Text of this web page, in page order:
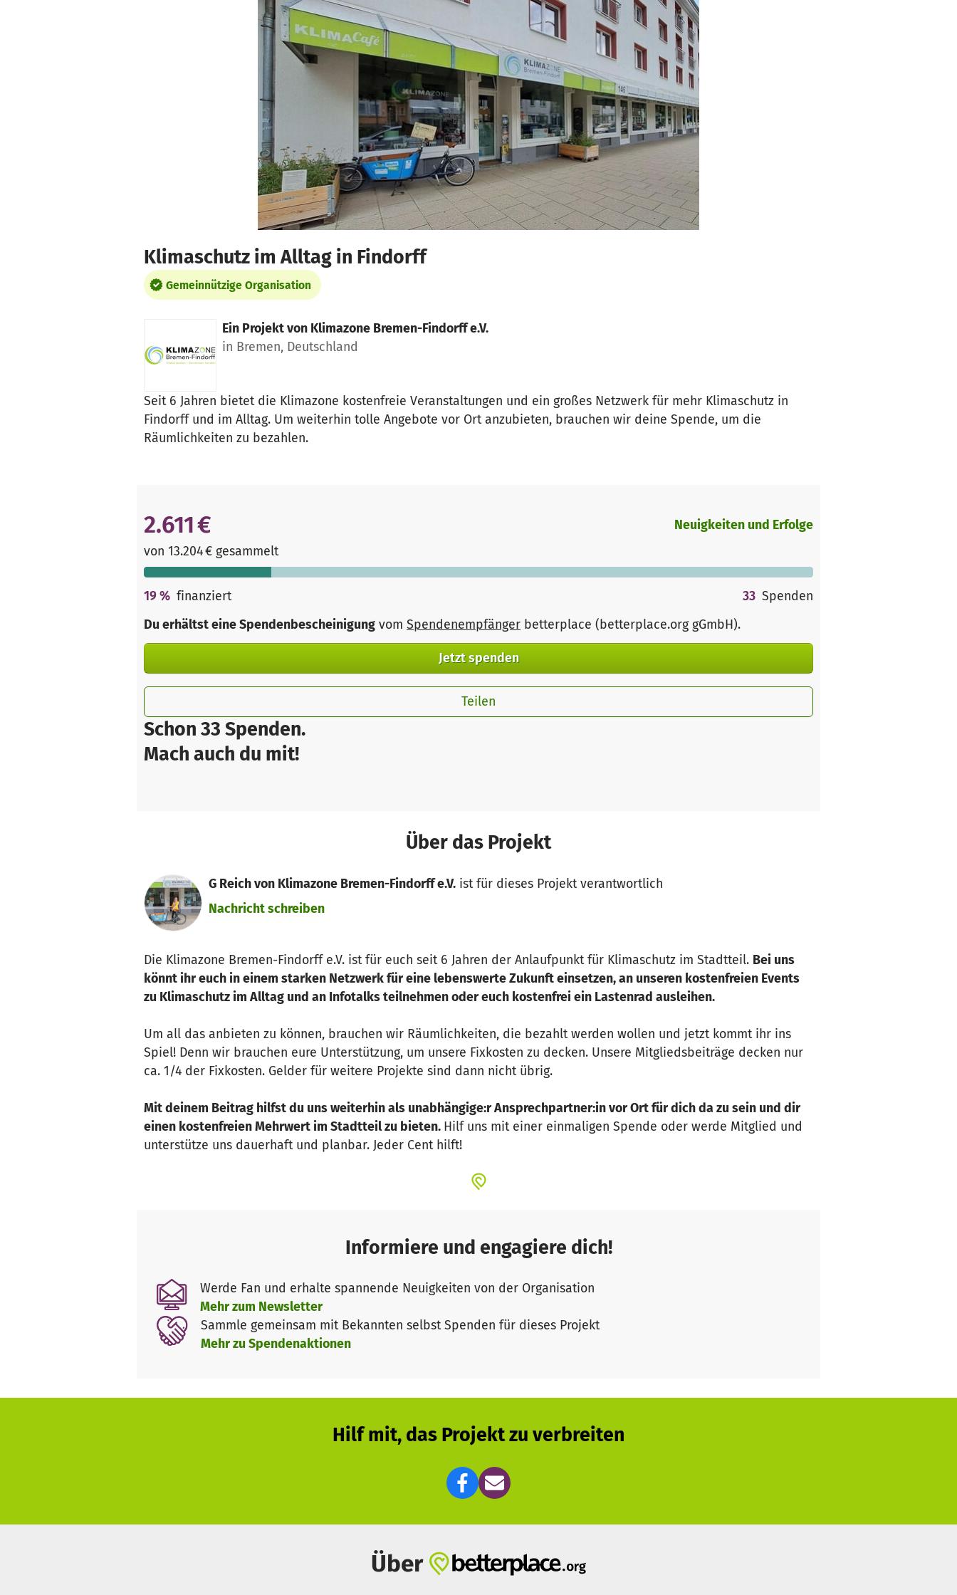
Klimaschutz im Alltag in Findorff
Gemeinnützige Organisation
Ein Projekt von Klimazone Bremen-Findorff e.V.
in Bremen, Deutschland
Seit 6 Jahren bietet die Klimazone kostenfreie Veranstaltungen und ein großes Netzwerk für mehr Klimaschutz in
Findorff und im Alltag. Um weiterhin tolle Angebote vor Ort anzubieten, brauchen wir deine Spende, um die
Räumlichkeiten zu bezahlen.
Schon 33 Spenden.
Mach auch du mit!
2.611 €
von 13.204 € gesammelt
Neuigkeiten und Erfolge
19% finanziert 33 Spenden
Du erhältst eine Spendenbescheinigung vom Spendenempfänger betterplace (betterplace.org gGmbH).
Jetzt spenden
Teilen
Über das Projekt
G Reich von Klimazone Bremen-Findorff e.V.ist für dieses Projekt verantwortlich
Nachricht schreiben
Die Klimazone Bremen-Findorff e.V. ist für euch seit 6 Jahren der Anlaufpunkt für Klimaschutz im Stadtteil. Bei uns
könnt ihr euch in einem starken Netzwerk für eine lebenswerte Zukunft einsetzen, an unseren kostenfreien Events
zu Klimaschutz im Alltag und an Infotalks teilnehmen oder euch kostenfrei ein Lastenrad ausleihen.
Um all das anbieten zu können, brauchen wir Räumlichkeiten, die bezahlt werden wollen und jetzt kommt ihr ins
Spiel! Denn wir brauchen eure Unterstützung, um unsere Fixkosten zu decken. Unsere Mitgliedsbeiträge decken nur
ca. 1/4 der Fixkosten. Gelder für weitere Projekte sind dann nicht übrig.
Mit deinem Beitrag hilfst du uns weiterhin als unabhängige:r Ansprechpartner:in vor Ort für dich da zu sein und dir
einen kostenfreien Mehrwert im Stadtteil zu bieten. Hilf uns mit einer einmaligen Spende oder werde Mitglied und
unterstütze uns dauerhaft und planbar. Jeder Cent hilft!
Informiere und engagiere dich!
Werde Fan und erhalte spannende Neuigkeiten von der Organisation
Mehr zum Newsletter
Sammle gemeinsam mit Bekannten selbst Spenden für dieses Projekt
Mehr zu Spendenaktionen
Hilf mit, das Projekt zu verbreiten
Über